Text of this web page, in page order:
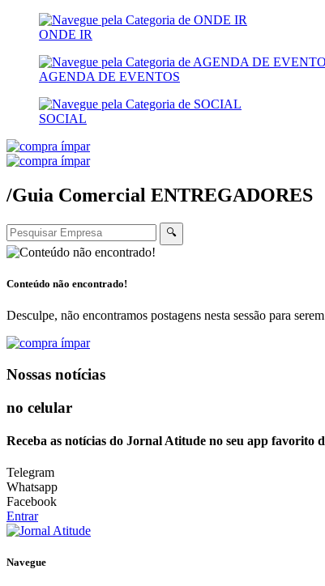
ONDE IR
AGENDA DE EVENTOS
SOCIAL
/Guia Comercial ENTREGADORES
🔍
Conteúdo não encontrado!
Desculpe, não encontramos postagens nesta sessão para
Nossas notícias
no celular
Receba as notícias do Jornal Atitude no seu app favorito
Telegram
Whatsapp
Facebook
Entrar
Navegue